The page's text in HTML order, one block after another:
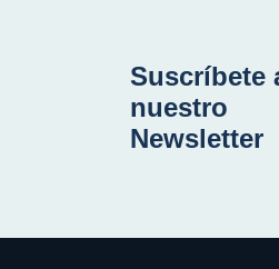
Suscríbete
nuestro
Newsletter